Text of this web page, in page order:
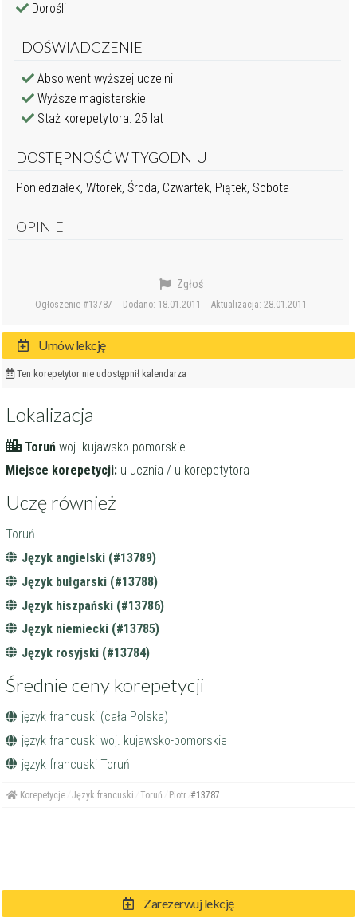
Zarezerwuj lekcję
Dorośli
DOŚWIADCZENIE
Absolwent wyższej uczelni
Wyższe magisterskie
Staż korepetytora: 25 lat
DOSTĘPNOŚĆ W TYGODNIU
Poniedziałek, Wtorek, Środa, Czwartek, Piątek, Sobota
OPINIE
Ogłoszenie #13787 Dodano: 18.01.2011 Aktualizacja: 28.01.2011
Zgłoś
Umów lekcję
Ten korepetytor nie udostępnił kalendarza
Lokalizacja
Toruń woj. kujawsko-pomorskie
Miejsce korepetycji: u ucznia / u korepetytora
Uczę również
Toruń
Język angielski (#13789)
Język bułgarski (#13788)
Język hiszpański (#13786)
Język niemiecki (#13785)
Język rosyjski (#13784)
Średnie ceny korepetycji
język francuski (cała Polska)
język francuski woj. kujawsko-pomorskie
język francuski Toruń
Korepetycje Język francuski Toruń Piotr #13787